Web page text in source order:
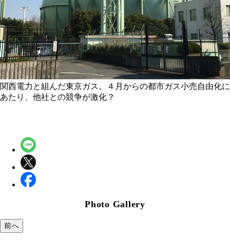
関西電力と組んだ東京ガス。４月からの都市ガス小売自由化に
あたり、他社との競争が激化？
Photo Gallery
前へ